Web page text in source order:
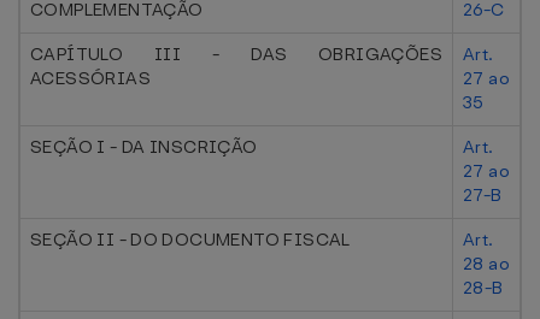
COMPLEMENTAÇÃO
26-C
CAPÍTULO III - DAS OBRIGAÇÕES
ACESSÓRIAS
Art.
27 ao
35
SEÇÃO I - DA INSCRIÇÃO
Art.
27 ao
27-B
SEÇÃO II - DO DOCUMENTO FISCAL
Art.
28 ao
28-B